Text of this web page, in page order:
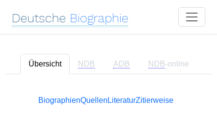
Deutsche Biographie
Übersicht NDB ADB NDB-online
BiographienQuellen LiteraturZitierweise